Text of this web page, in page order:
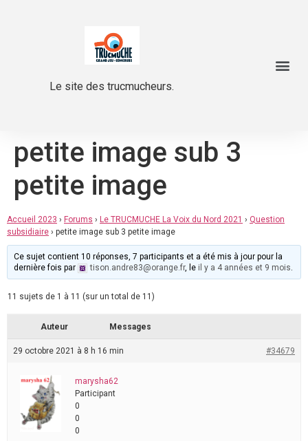
Le site des trucmucheurs.
petite image sub 3
petite image
Accueil 2023 › Forums › Le TRUCMUCHE La Voix du Nord 2021 › Question
subsidiaire › petite image sub 3 petite image
Ce sujet contient 10 réponses, 7 participants et a été mis à jour pour la
dernière fois par
tison.andre83@orange.fr, le il y a 4 années et 9 mois.
11 sujets de 1 à 11 (sur un total de 11)
Auteur Messages
29 octobre 2021 à 8 h 16 min #34679
marysha62
Participant
0
0
0